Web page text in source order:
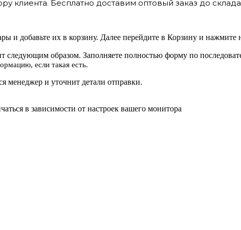
клиента. Бесплатно доставим оптовый заказ до
и добавьте их в корзину. Далее перейдите в Корзину и нажмите
следующим образом. Заполняете полностью форму по
если такая есть.
менеджер и уточнит детали отправки.
в зависимости от настроек вашего монитора